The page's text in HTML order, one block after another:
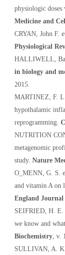
physiologic doses
Medicine and
CRYAN, John F.
Physiological
HALLIWELL,
in biology and
2015.
MARTINEZ, F.
hypothalamic
reprogramming.
NUTRITION
metagenomic
study. Nature
O_MENN, G. S.
and vitamin A on
England
SEIFRIED, H. E.
we know and
Biochemistry ,
SULLIVAN, A.